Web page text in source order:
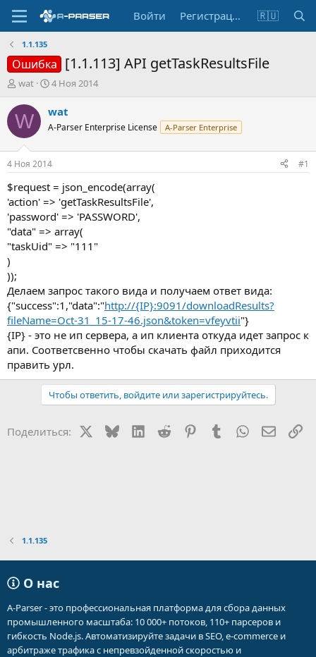
Войти Регистрация 🇷🇺
1.1.135
Ошибка [1.1.113] API getTaskResultsFile
А
т
о
т
е
м
ы
wat
Д
т
н
ч
а
л
а
4 Ноя 2014
W wat
A-Parser Enterprise License A-Parser Enterprise
4 Ноя 2014 #1
$request = json_encode(array(
'action' => 'getTaskResultsFile',
'password' => 'PASSWORD',
"data" => array(
"taskUid" => "111"
)
));
Делаем запрос такого вида и получаем ответ вида:
{"success":1,"data":"http://{IP}:9091/downloadResults?
fileName=Oct-31_15-17-46.json&token=vfeyvtii"}
{IP} - это не ип сервера, а ип клиента откуда идет запрос к
апи. Соответсвенно чтобы скачать файл приходится
править урл.
Чтобы ответить, войдите или зарегистрируйтесь.
Поделиться: BlueskyLinkedIn
Reddit PinterestTumblr WhatsApp
1.1.135
О нас
A-Parser - это профессиональная платформа для сбора данных
промышленного масштаба: 10 000+ потоков, 110+ парсеров и
гибкость Node.js. Автоматизируйте задачи в SEO, e-commerce и
арбитраже трафика с непревзойденной скоростью и